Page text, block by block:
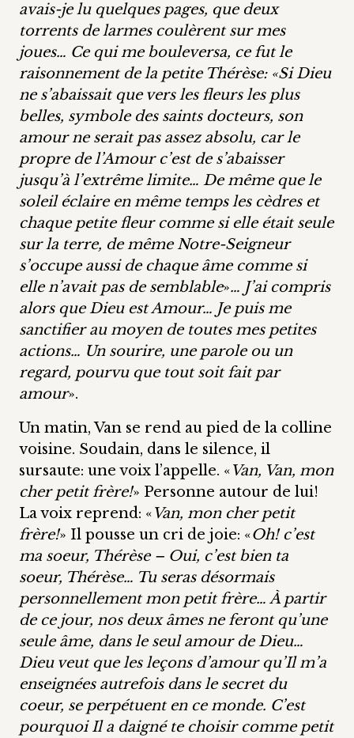
avais-je lu quelques pages, que deux
torrents de larmes coulèrent sur mes
joues… Ce qui me bouleversa, ce fut le
raisonnement de la petite Thérèse: «Si Dieu
ne s’abaissait que vers les fleurs les plus
belles, symbole des saints docteurs, son
amour ne serait pas assez absolu, car le
propre de l’Amour c’est de s’abaisser
jusqu’à l’extrême limite… De même que le
soleil éclaire en même temps les cèdres et
chaque petite fleur comme si elle était seule
sur la terre, de même Notre-Seigneur
s’occupe aussi de chaque âme comme si
elle n’avait pas de semblable»… J’ai compris
alors que Dieu est Amour… Je puis me
sanctifier au moyen de toutes mes petites
actions… Un sourire, une parole ou un
regard, pourvu que tout soit fait par
amour».
Un matin, Van se rend au pied de la colline
voisine. Soudain, dans le silence, il
sursaute: une voix l’appelle. «Van, Van, mon
cher petit frère!» Personne autour de lui!
La voix reprend: «Van, mon cher petit
frère!» Il pousse un cri de joie: «Oh! c’est
ma soeur, Thérèse – Oui, c’est bien ta
soeur, Thérèse… Tu seras désormais
personnellement mon petit frère… À partir
de ce jour, nos deux âmes ne feront qu’une
seule âme, dans le seul amour de Dieu…
Dieu veut que les leçons d’amour qu’Il m’a
enseignées autrefois dans le secret du
coeur, se perpétuent en ce monde. C’est
pourquoi Il a daigné te choisir comme petit